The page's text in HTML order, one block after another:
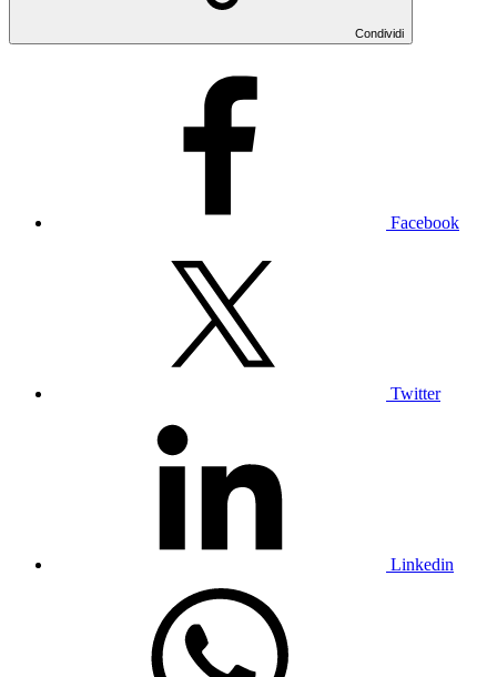
Condividi
Facebook
Twitter
Linkedin